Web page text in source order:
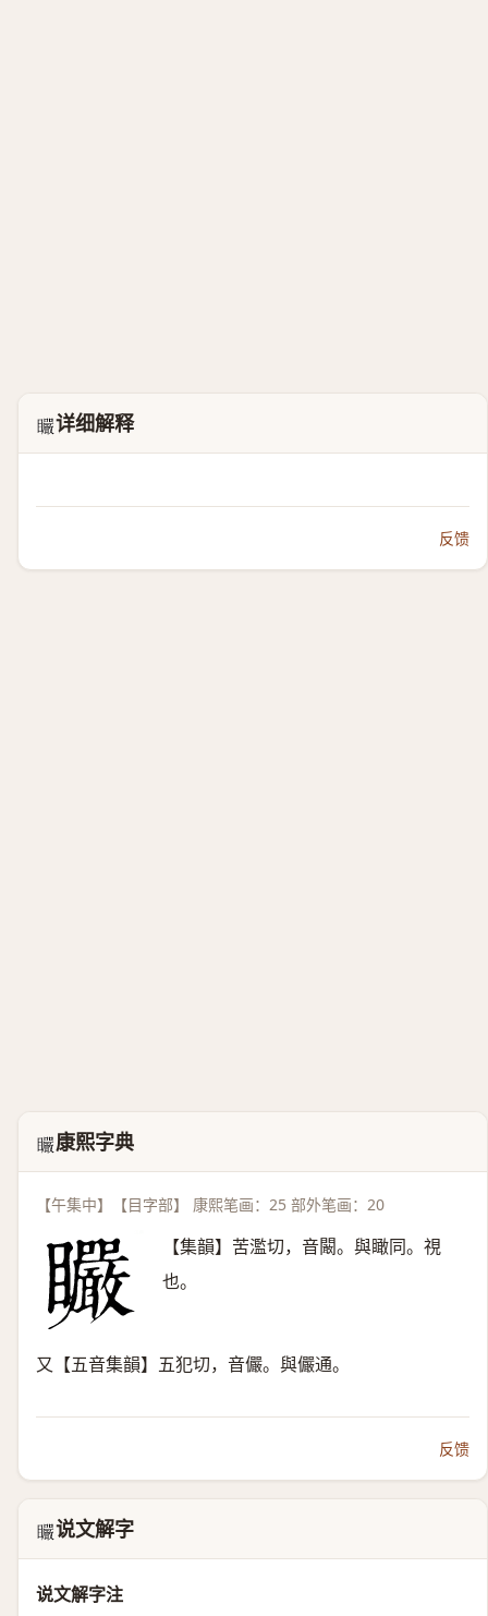
𥍓详细解释
反馈
𥍓 康熙字典
【午集中】【目字部】 康熙笔画：25 部外笔画：20
【集韻】苦濫切，音闞。與瞰同。視
也。
又【五音集韻】五犯切，音儼。與儼通。
反馈
𥍓说文解字
说文解字注